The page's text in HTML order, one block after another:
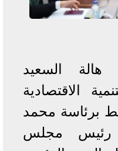
هالة السعيد
الاقتصادية
برئاسة محمد
رئيس مجلس